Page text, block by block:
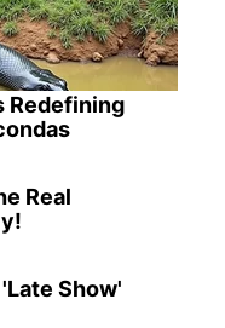
Redefining
Real
Show'